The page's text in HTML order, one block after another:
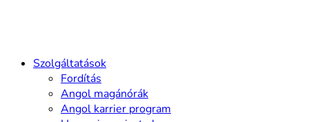
Szolgáltatások
Fordítás
Angol magánórák
Angol karrier program